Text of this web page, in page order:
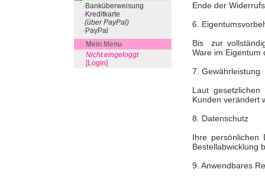
Ende der
6.
Bis zur
Ware im Eigentum
7. Gewährleistung
Laut
Kunden verändert
8. Datenschutz
Ihre persönlichen
Bestellabwicklung
9. Anwendbares
·Banküberweisung
·Kreditkarte
(über PayPal)
·PayPal
Mein Menu
Nicht eingeloggt
[Login]